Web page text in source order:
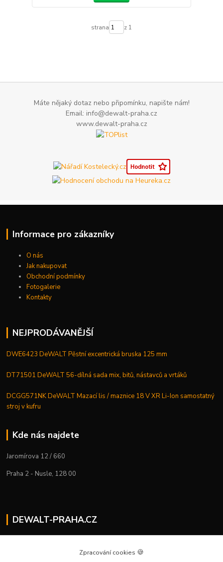
strana z 1
Máte nějaký dotaz nebo připomínku, napište nám!
Email: info@dewalt-praha.cz
www.dewalt-praha.cz
Informace pro zákazníky
O nás
Jak nakupovat
Obchodní podmínky
Fotogalerie
Kontakty
NEJPRODÁVANĚJŠÍ
DWE6423 DeWALT Pěstní excentrická bruska 125 mm
DT71501 DeWALT 56-dílná sada mix, bitů, nástavců a vrtáků
DCGG571NK DeWALT Mazací lis / maznice 18 V XR Li-Ion samostatný
stroj v kufru
Kde nás najdete
Jaromírova 12 / 660
Praha 2 - Nusle, 128 00
DEWALT-PRAHA.CZ
+420 224 936 535
Zpracování cookies 🍪